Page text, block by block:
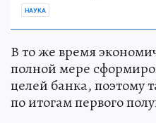
НАУКА
В то же время
полной мере
целей банка, поэтому
по итогам первого